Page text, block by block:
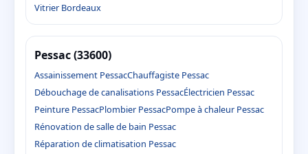
Vitrier Bordeaux
Pessac (33600)
Assainissement PessacChauffagiste Pessac
Débouchage de canalisations PessacÉlectricien Pessac
Peinture PessacPlombier PessacPompe à chaleur Pessac
Rénovation de salle de bain Pessac
Réparation de climatisation Pessac